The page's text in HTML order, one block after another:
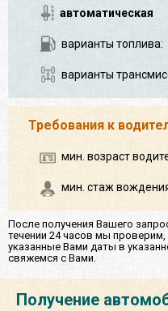
автоматическая
варианты топлива:
варианты
Требования к
мин. возраст
мин. стаж
После получения Вашего
течении 24 часов мы
указанные Вами даты в
свяжемся с Вами.
Получение